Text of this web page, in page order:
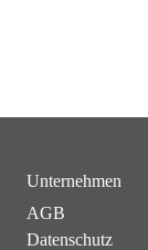
Unternehmen
AGB
Datenschutz